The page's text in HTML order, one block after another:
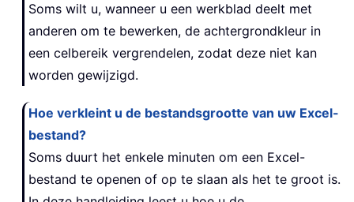
Soms wilt u, wanneer u een werkblad deelt met
anderen om te bewerken, de achtergrondkleur in
een celbereik vergrendelen, zodat deze niet kan
worden gewijzigd.
Hoe verkleint u de bestandsgrootte van uw Excel-
bestand?
Soms duurt het enkele minuten om een Excel-
bestand te openen of op te slaan als het te groot is.